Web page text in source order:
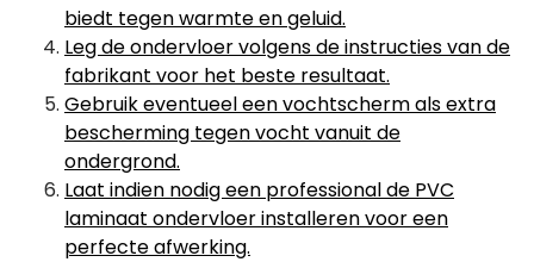
biedt tegen warmte en geluid.
Leg de ondervloer volgens de instructies van de
fabrikant voor het beste resultaat.
Gebruik eventueel een vochtscherm als extra
bescherming tegen vocht vanuit de
ondergrond.
Laat indien nodig een professional de PVC
laminaat ondervloer installeren voor een
perfecte afwerking.